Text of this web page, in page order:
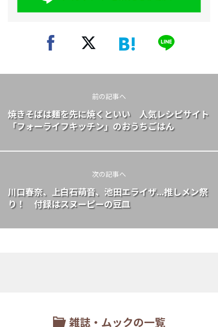
前の記事へ
焼きそばは麺を先に焼くといい 人気レシピサイト
「フォーライフキッチン」のおうちごはん
次の記事へ
川口春奈、上白石萌音、池田エライザ...推しメン祭
り！ 付録はスヌーピーの豆皿
雑誌・ムックの一覧